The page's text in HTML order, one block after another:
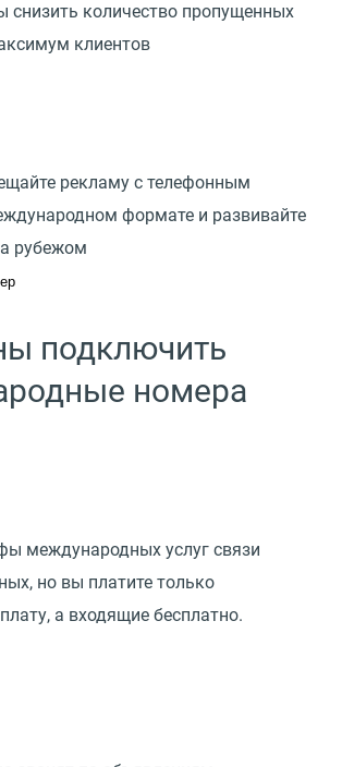
снизить количество пропущенных
клиентов
рекламу с телефонным
формате и развивайте
рубежом
подключить
номера
международных услуг связи
но вы платите только
а входящие бесплатно.